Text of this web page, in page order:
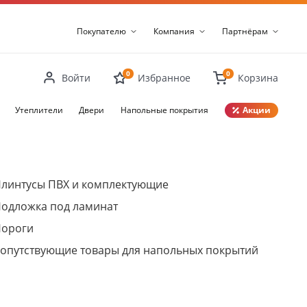
Покупателю Компания Партнёрам
Войти 0 Избранное 0 Корзина
Утеплители Двери Напольные покрытия Акции
ПВХ и комплектующие
под ламинат
товары для напольных покрытий